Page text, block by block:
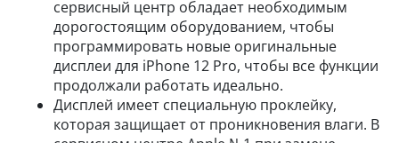
сервисный центр обладает необходимым
дорогостоящим оборудованием, чтобы
программировать новые оригинальные
дисплеи для iPhone 12 Pro, чтобы все функции
продолжали работать идеально.
Дисплей имеет специальную проклейку,
которая защищает от проникновения влаги. В